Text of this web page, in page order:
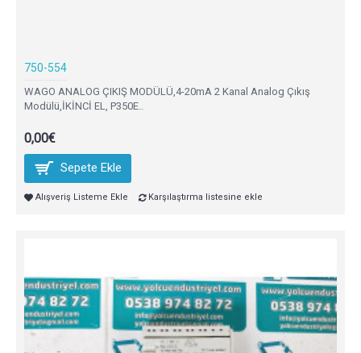
750-554
WAGO ANALOG ÇIKIŞ MODÜLÜ,4-20mA 2 Kanal Analog Çıkış
Modülü,İKİNCİ EL, P350E..
0,00€
Sepete Ekle
Alışveriş Listeme Ekle Karşılaştırma listesine ekle